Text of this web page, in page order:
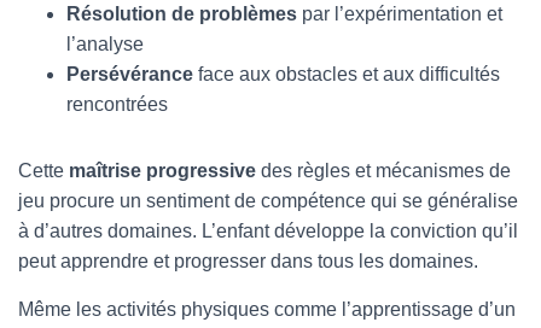
Résolution de problèmes par l’expérimentation et
l’analyse
Persévérance face aux obstacles et aux difficultés
rencontrées
Cette maîtrise progressive des règles et mécanismes de
jeu procure un sentiment de compétence qui se généralise
à d’autres domaines. L’enfant développe la conviction qu’il
peut apprendre et progresser dans tous les domaines.
Même les activités physiques comme l’apprentissage d’un